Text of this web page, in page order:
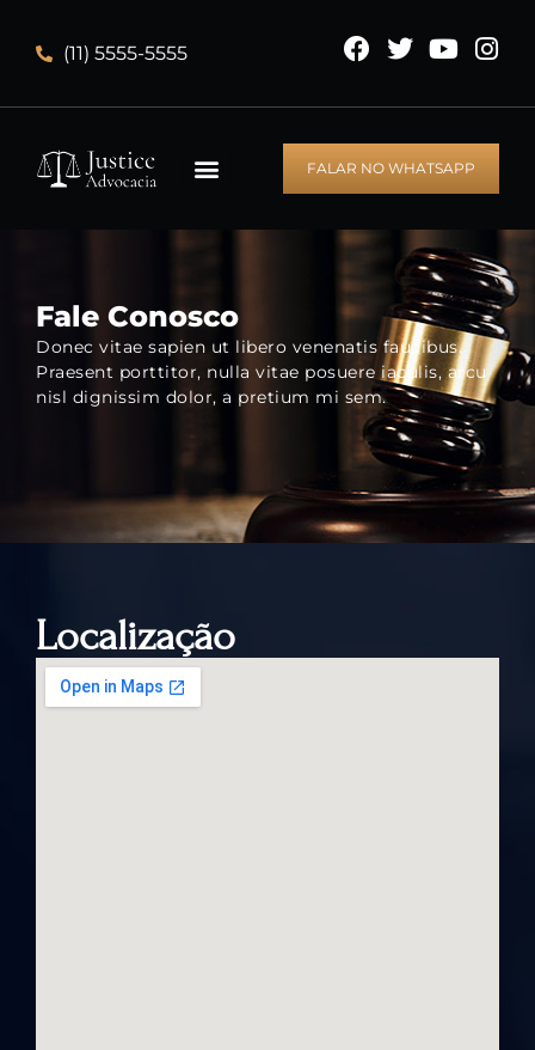
(11) 5555-5555
FALAR NO WHATSAPP
Fale Conosco
Donec vitae sapien ut libero venenatis faucibus.
Praesent porttitor, nulla vitae posuere iaculis, arcu
nisl dignissim dolor, a pretium mi sem.
Localização